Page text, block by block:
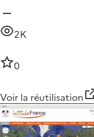
2K
0
Voir la réutilisation